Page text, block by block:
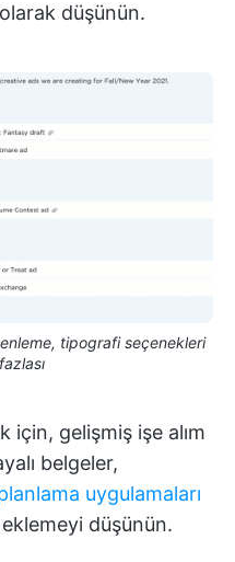
düşünün.
tipografi seçenekleri
için, gelişmiş işe alım
belgeler,
uygulamaları
eklemeyi düşünün.